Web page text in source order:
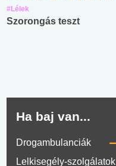
#Lélek
Szorongás teszt
Ha baj van...
Drogambulanciák
Lelkisegély-szolgálatok